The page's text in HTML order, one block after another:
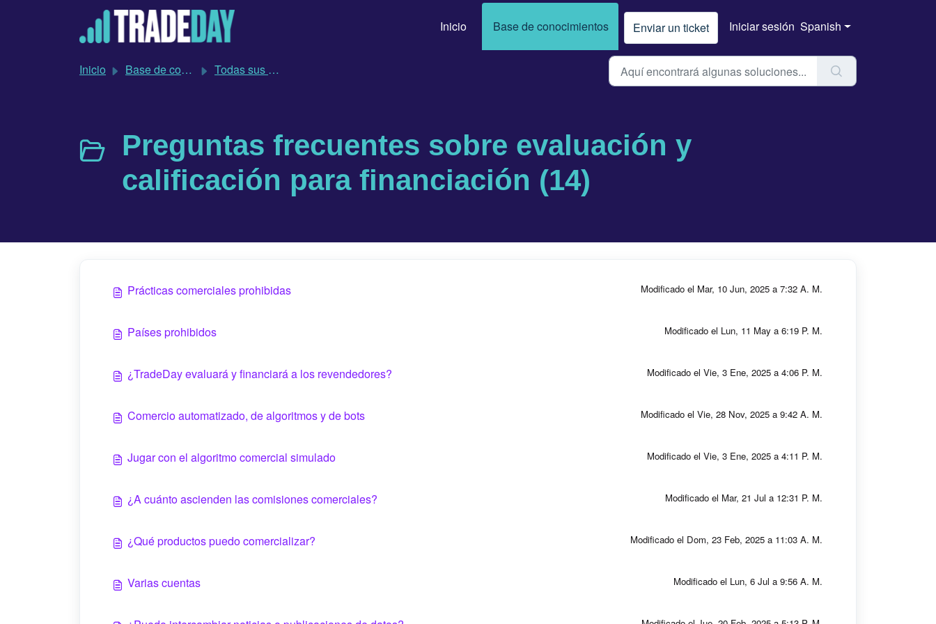
Saltar al contenido principal
Inicio
Base de conocimientos Enviar un ticket Iniciar sesión Spanish
Inicio Base de conocimientos Todas sus preguntas sobre TradeDay respondidas
Preguntas frecuentes sobre evaluación y
calificación para financiación (14)
Prácticas comerciales prohibidas Modificado el Mar, 10 Jun, 2025 a 7:32 A. M.
Países prohibidos Modificado el Lun, 11 May a 6:19 P. M.
¿TradeDay evaluará y financiará a los revendedores? Modificado el Vie, 3 Ene, 2025 a 4:06 P. M.
Comercio automatizado, de algoritmos y de bots Modificado el Vie, 28 Nov, 2025 a 9:42 A. M.
Jugar con el algoritmo comercial simulado Modificado el Vie, 3 Ene, 2025 a 4:11 P. M.
¿A cuánto ascienden las comisiones comerciales? Modificado el Mar, 21 Jul a 12:31 P. M.
¿Qué productos puedo comercializar? Modificado el Dom, 23 Feb, 2025 a 11:03 A. M.
Varias cuentas Modificado el Lun, 6 Jul a 9:56 A. M.